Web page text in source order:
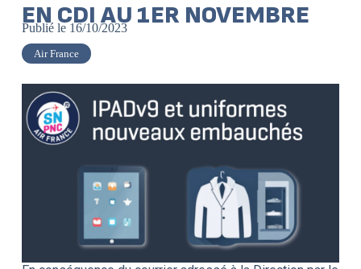
EN CDI AU 1ER NOVEMBRE
Publié le 16/10/2023
Air France